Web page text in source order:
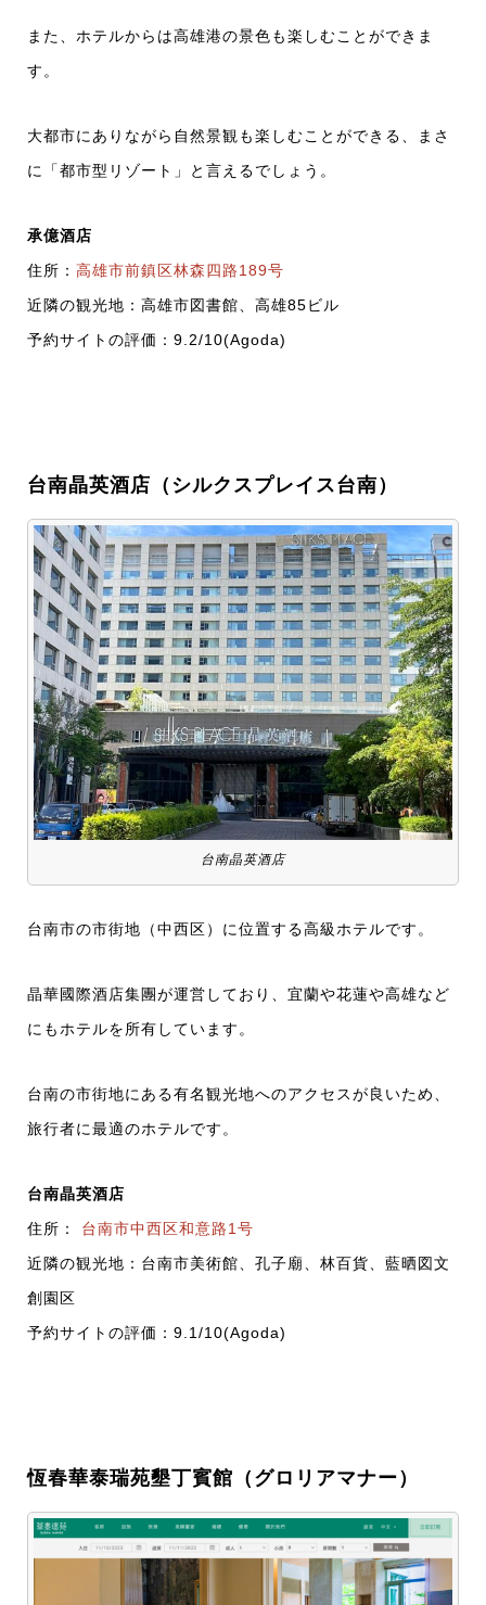
また、ホテルからは高雄港の景色も楽しむことができま
す。
大都市にありながら自然景観も楽しむことができる、まさ
に「都市型リゾート」と言えるでしょう。
承億酒店
住所： 高雄市前鎮区林森四路189号
近隣の観光地：高雄市図書館、高雄85ビル
予約サイトの評価：9.2/10(Agoda)
台南晶英酒店（シルクスプレイス台南）
台南晶英酒店
台南市の市街地（中西区）に位置する高級ホテルです。
晶華國際酒店集團が運営しており、宜蘭や花蓮や高雄など
にもホテルを所有しています。
台南の市街地にある有名観光地へのアクセスが良いため、
旅行者に最適のホテルです。
台南晶英酒店
住所： 台南市中西区和意路1号
近隣の観光地：台南市美術館、孔子廟、林百貨、藍晒図文
創園区
予約サイトの評価：9.1/10(Agoda)
恆春華泰瑞苑墾丁賓館（グロリアマナー）